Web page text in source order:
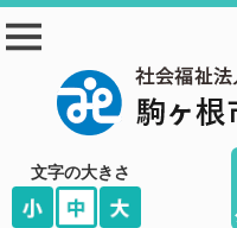
文字の大きさ